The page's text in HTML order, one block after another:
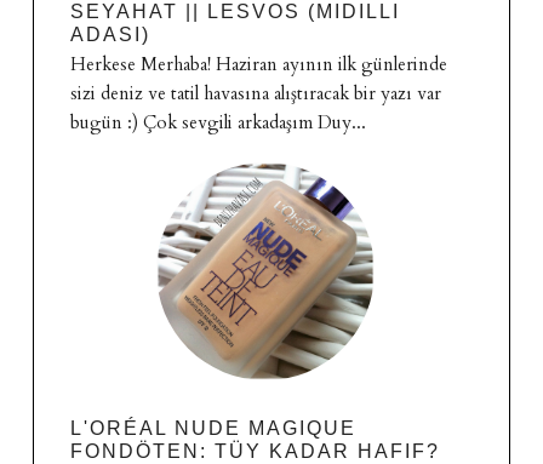
SEYAHAT || LESVOS (MIDILLI
ADASI)
Herkese Merhaba! Haziran ayının ilk günlerinde
sizi deniz ve tatil havasına alıştıracak bir yazı var
bugün :) Çok sevgili arkadaşım Duy...
L'ORÉAL NUDE MAGIQUE
FONDÖTEN: TÜY KADAR HAFIF?